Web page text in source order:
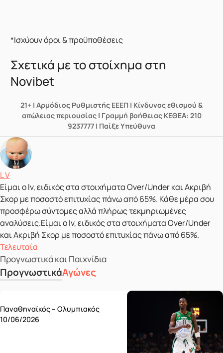
Τελευταία
Προγνωστικά και Παιχνίδια
ΠρογνωστικάΑγώνες
Παναθηναϊκός – Ολυμπιακός
10/06/2026
*Ισχύουν όροι & προϋποθέσεις
Σχετικά με το στοίχημα στη
Novibet
21+ | Αρμόδιος Ρυθμιστής ΕΕΕΠ | Κίνδυνος εθισμού &
απώλειας περιουσίας | Γραμμή βοήθειας ΚΕΘΕΑ: 210
9237777 | Παίξε Υπεύθυνα
Δημοσιεύτηκε από
L V
Είμαι ο lv, ειδικός στα στοιχήματα Over/Under και Ακριβή
Σκορ με ποσοστό επιτυχίας πάνω από 65%. Κάθε μέρα σου
προσφέρω σύντομες αλλά πλήρως τεκμηριωμένες
αναλύσεις.Είμαι ο lv, ειδικός στα στοιχήματα Over/Under
και Ακριβή Σκορ με ποσοστό επιτυχίας πάνω από 65%.